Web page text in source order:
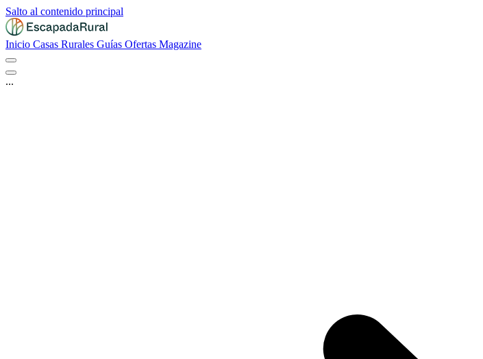
Salto al contenido principal
Inicio Casas Rurales Guías Ofertas Magazine
...